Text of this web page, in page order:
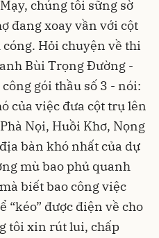
chúng tôi sững sờ
đang xoay vần với cột
Hỏi chuyện về thi
Bùi Trọng Đường -
gói thầu số 3 - nói:
của việc đưa cột trụ lên
Nọi, Huồi Khơ, Nọng
bàn khó nhất của dự
mù bao phủ quanh
biết bao công việc
“kéo” được điện về cho
tôi xin rút lui, chấp